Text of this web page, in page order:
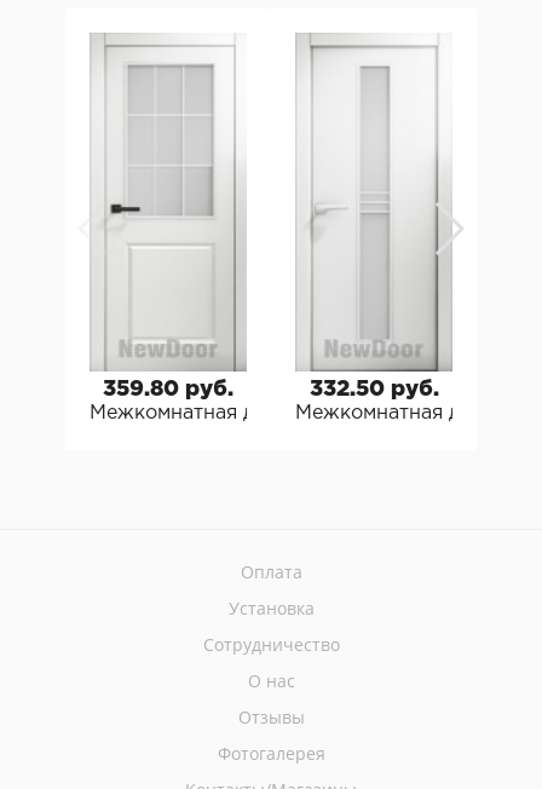
359.80 руб.
Межкомнатная дверь Финская Модель 4
332.50 руб.
Межкомнатная дверь
Оплата
Установка
Сотрудничество
О нас
Отзывы
Фотогалерея